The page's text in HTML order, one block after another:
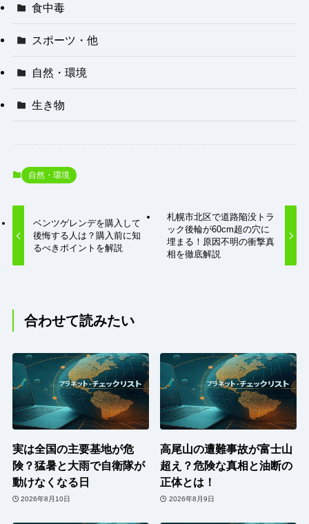
食中毒
スポーツ・他
自然・環境
生き物
自然・環境
ベンツゲレンデを購入して
後悔する人は？購入前に知
るべきポイントを解説
札幌市北区で道路陥没トラ
ック後輪が60cm超の穴に
埋まる！原因不明の衝撃真
相を徹底解説
合わせて読みたい
実は全国の主要基地が危
険？猛暑と大雨で自衛隊が
動けなくなる日
2026年8月10日
高尾山の遭難事故が富士山
超え？危険な真相と油断の
正体とは！
2026年8月9日